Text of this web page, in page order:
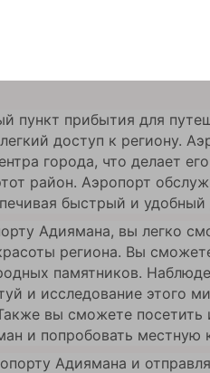
сохранения настроек
в
пункт прибытия для
доступ к региону.
города, что делает
район. Аэропорт
быстрый и удобный
Адиямана, вы легко
региона. Вы
памятников.
и исследование этого
вы сможете
и попробовать местную
Адиямана и